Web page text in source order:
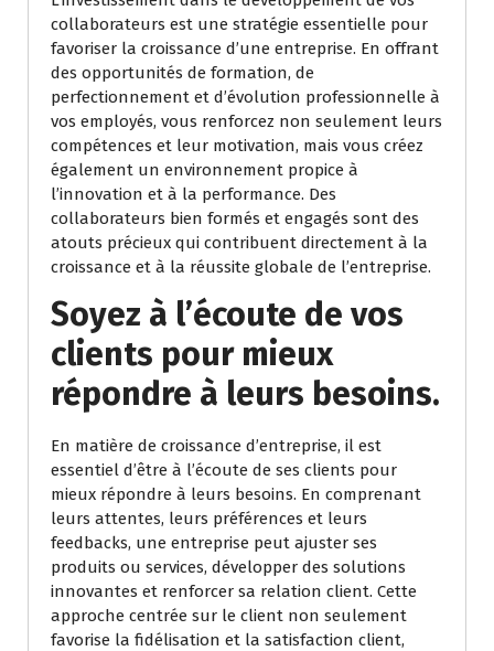
collaborateurs est une stratégie essentielle pour
favoriser la croissance d’une entreprise. En offrant
des opportunités de formation, de
perfectionnement et d’évolution professionnelle à
vos employés, vous renforcez non seulement leurs
compétences et leur motivation, mais vous créez
également un environnement propice à
l’innovation et à la performance. Des
collaborateurs bien formés et engagés sont des
atouts précieux qui contribuent directement à la
croissance et à la réussite globale de l’entreprise.
Soyez à l’écoute de vos
clients pour mieux
répondre à leurs besoins.
En matière de croissance d’entreprise, il est
essentiel d’être à l’écoute de ses clients pour
mieux répondre à leurs besoins. En comprenant
leurs attentes, leurs préférences et leurs
feedbacks, une entreprise peut ajuster ses
produits ou services, développer des solutions
innovantes et renforcer sa relation client. Cette
approche centrée sur le client non seulement
favorise la fidélisation et la satisfaction client,